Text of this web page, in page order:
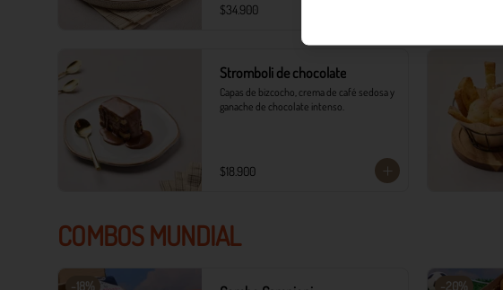
$34.900
Stromboli de chocolate
Capas de bizcocho, crema de café sedosa y
ganache de chocolate intenso.
$18.900
COMBOS MUNDIAL
-18% -20%